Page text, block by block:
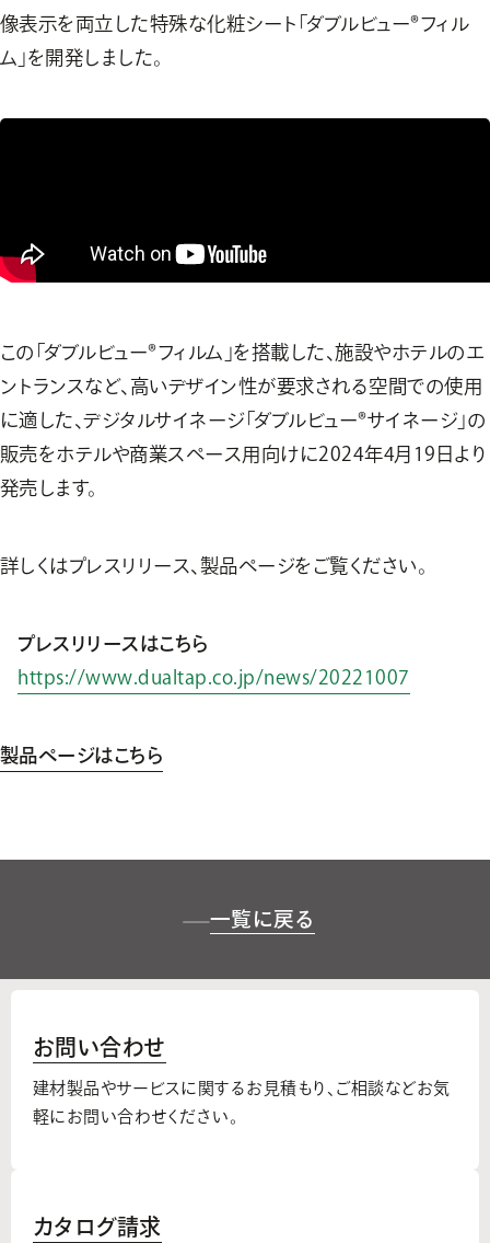
像表示を両立した特殊な化粧シート「ダブルビュー®フィル
ム」を開発しました。
この「ダブルビュー®フィルム」を搭載した、施設やホテルのエ
ントランスなど、高いデザイン性が要求される空間での使用
に適した、デジタルサイネージ「ダブルビュー®サイネージ」の
販売をホテルや商業スペース用向けに2024年4月19日より
発売します。
詳しくはプレスリリース、製品ページをご覧ください。
プレスリリースはこちら
https://www.dualtap.co.jp/news/20221007
製品ページはこちら
一覧に戻る
お問い合わせ
建材製品やサービスに関するお見積もり、 ご相談などお気
軽にお問い合わせください。
カタログ請求